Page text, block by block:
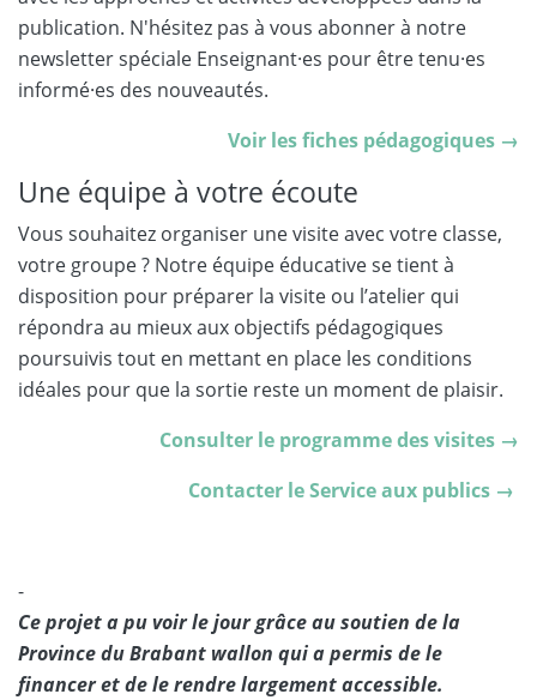
publication. N'hésitez pas à vous abonner à notre
newsletter spéciale Enseignant·es pour être tenu·es
informé·es des nouveautés.
Voir les fiches pédagogiques →
Une équipe à votre écoute
Vous souhaitez organiser une visite avec votre classe,
votre groupe ? Notre équipe éducative se tient à
disposition pour préparer la visite ou l’atelier qui
répondra au mieux aux objectifs pédagogiques
poursuivis tout en mettant en place les conditions
idéales pour que la sortie reste un moment de plaisir.
Consulter le programme des visites →
Contacter le Service aux publics →
-
Ce projet a pu voir le jour grâce au soutien de la
Province du Brabant wallon qui a permis de le
financer et de le rendre largement accessible.